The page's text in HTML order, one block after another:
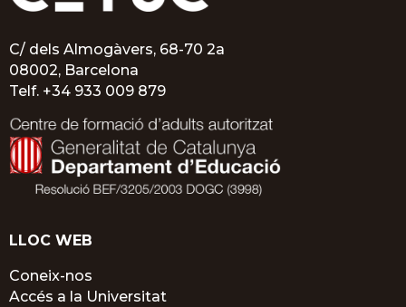
C/ dels Almogàvers, 68-70 2a
08002, Barcelona
Telf. +34 933 009 879
LLOC WEB
Coneix-nos
Accés a la Universitat